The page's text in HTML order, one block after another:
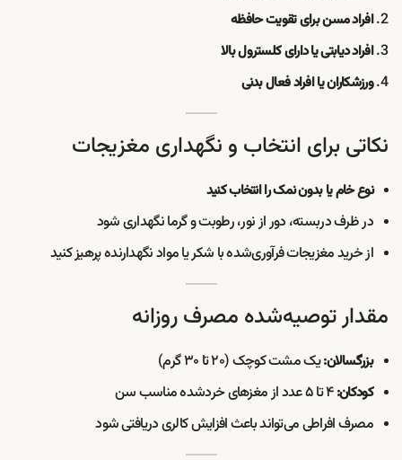
افراد مسن برای تقویت حافظه
افراد دیابتی یا دارای کلسترول بالا
ورزشکاران یا افراد فعال بدنی
نکاتی برای انتخاب و نگهداری مغزیجات
نوع خام یا بدون نمک را انتخاب کنید
در ظرف دربسته، دور از نور، رطوبت و گرما نگهداری شود
از خرید مغزیجات فرآوری‌شده با شکر یا مواد نگهدارنده پرهیز کنید
مقدار توصیه‌شده مصرف روزانه
بزرگسالان:یک مشت کوچک (۲۰ تا ۳۰ گرم)
کودکان:۴ تا ۵ عدد از مغزهای خردشده مناسب سن
مصرف افراطی می‌تواند باعث افزایش کالری دریافتی شود